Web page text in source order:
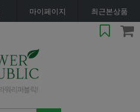
마이페이지 최근본상품